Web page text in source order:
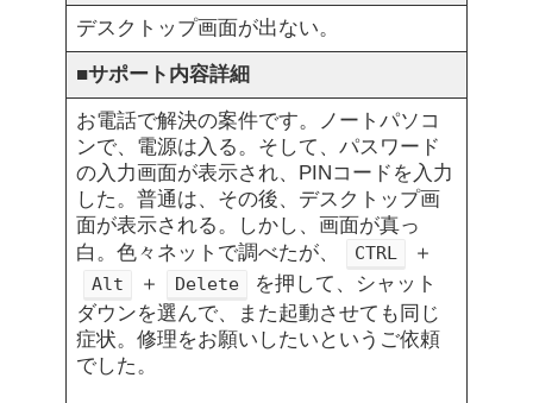
デスクトップ画面が出ない。
■サポート内容詳細
お電話で解決の案件です。ノートパソコ
ンで、電源は入る。そして、パスワード
の入力画面が表示され、PINコードを入力
した。普通は、その後、デスクトップ画
面が表示される。しかし、画面が真っ
白。色々ネットで調べたが、
CTRL ＋
Alt ＋ Delete
を押して、シャット
ダウンを選んで、また起動させても同じ
症状。修理をお願いしたいというご依頼
でした。